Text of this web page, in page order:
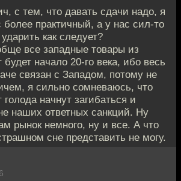
с тем, что давать сдачи надо, я
более практичный, а у нас сил-то
как следует?
все западные товары из
начало 20-го века, ибо весь
связан с Западом, потому не
я сильно сомневаюсь, что
начнут загибаться и
наших ответных санкций. Ну
рынок немного, ну и все. А что
сне представить не могу.